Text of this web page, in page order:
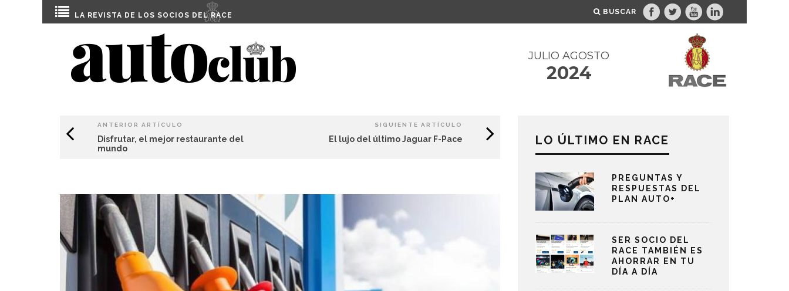
LA REVISTA DE LOS SOCIOS DEL RACE BUSCAR
JULIO AGOSTO
2024
ANTERIOR ARTÍCULO
Disfrutar, el mejor restaurante del
mundo
SIGUIENTE ARTÍCULO
El lujo del último Jaguar F-Pace LO ÚLTIMO EN RACE
PREGUNTAS Y
RESPUESTAS DEL
PLAN AUTO+
SER SOCIO DEL
RACE TAMBIÉN ES
AHORRAR EN TU
DÍA A DÍA